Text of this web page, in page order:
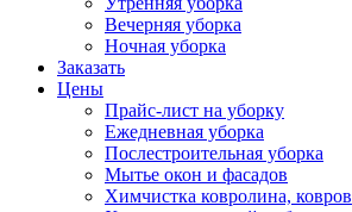
Вечерняя уборка
Ночная уборка
Заказать
Цены
Прайс-лист на уборку
Ежедневная уборка
Послестроительная уборка
Мытье окон и фасадов
Химчистка ковролина, ковров